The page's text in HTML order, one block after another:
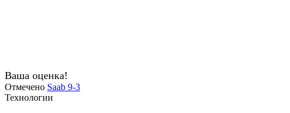
Ваша оценка!
Отмечено Saab 9-3
Технологии